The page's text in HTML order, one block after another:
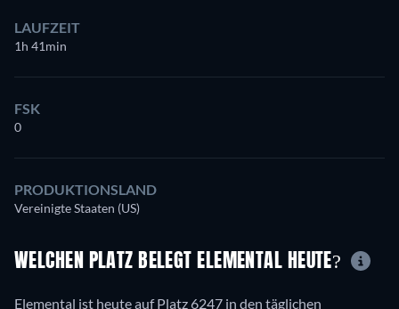
LAUFZEIT
1h 41min
FSK
0
PRODUKTIONSLAND
Vereinigte Staaten (US)
WELCHEN PLATZ BELEGT ELEMENTAL HEUTE?
Elemental ist heute auf Platz 6247 in den täglichen